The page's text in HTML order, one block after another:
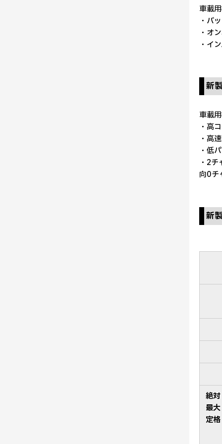
車載
・バ
・オ
・イ
新
車載
・高
・高
・低
・2
向0チ
新
絶対
最大
定格